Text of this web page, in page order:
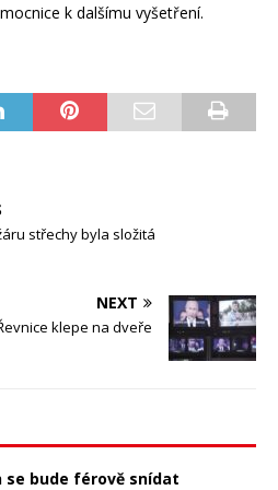
k dalšímu vyšetření.
střechy byla složitá
NEXT
klepe na dveře
se bude férově snídat